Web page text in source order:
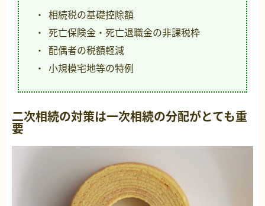
相続税の基礎控除額
死亡保険金・死亡退職金の非課税枠
配偶者の税額軽減
小規模宅地等の特例
二次相続の対策は一次相続の分配がとても重
要